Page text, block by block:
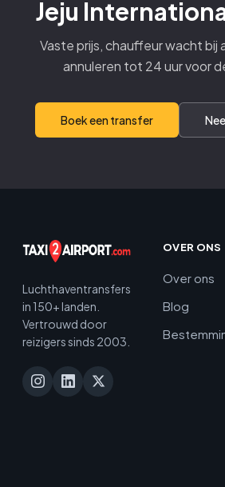
Jeju
Vaste prijs, chauffeur wacht bij
annuleren tot 24 uur voor
Boek een transfer
Luchthaventransfers
in 150+ landen.
Vertrouwd door
reizigers sinds 2003.
OVER ONS
Over ons
Blog